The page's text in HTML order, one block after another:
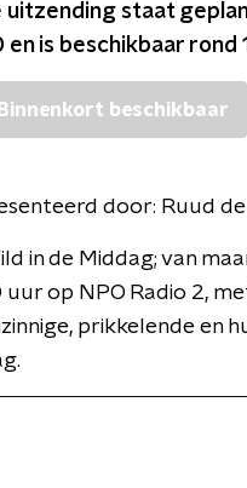
uitzending staat
en is beschikbaar rond
Binnenkort beschikbaar
door: Ruud
in de Middag; van
uur op NPO Radio 2,
prikkelende en